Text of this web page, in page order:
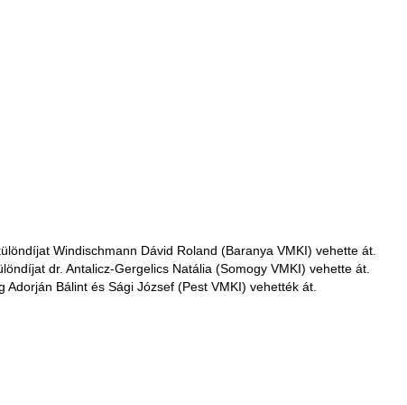
Windischmann Dávid Roland (Baranya VMKI) vehette át.
dr. Antalicz-Gergelics Natália (Somogy VMKI) vehette át.
Bálint és Sági József (Pest VMKI) vehették át.